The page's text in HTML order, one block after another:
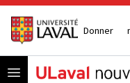
Donner
Open menu